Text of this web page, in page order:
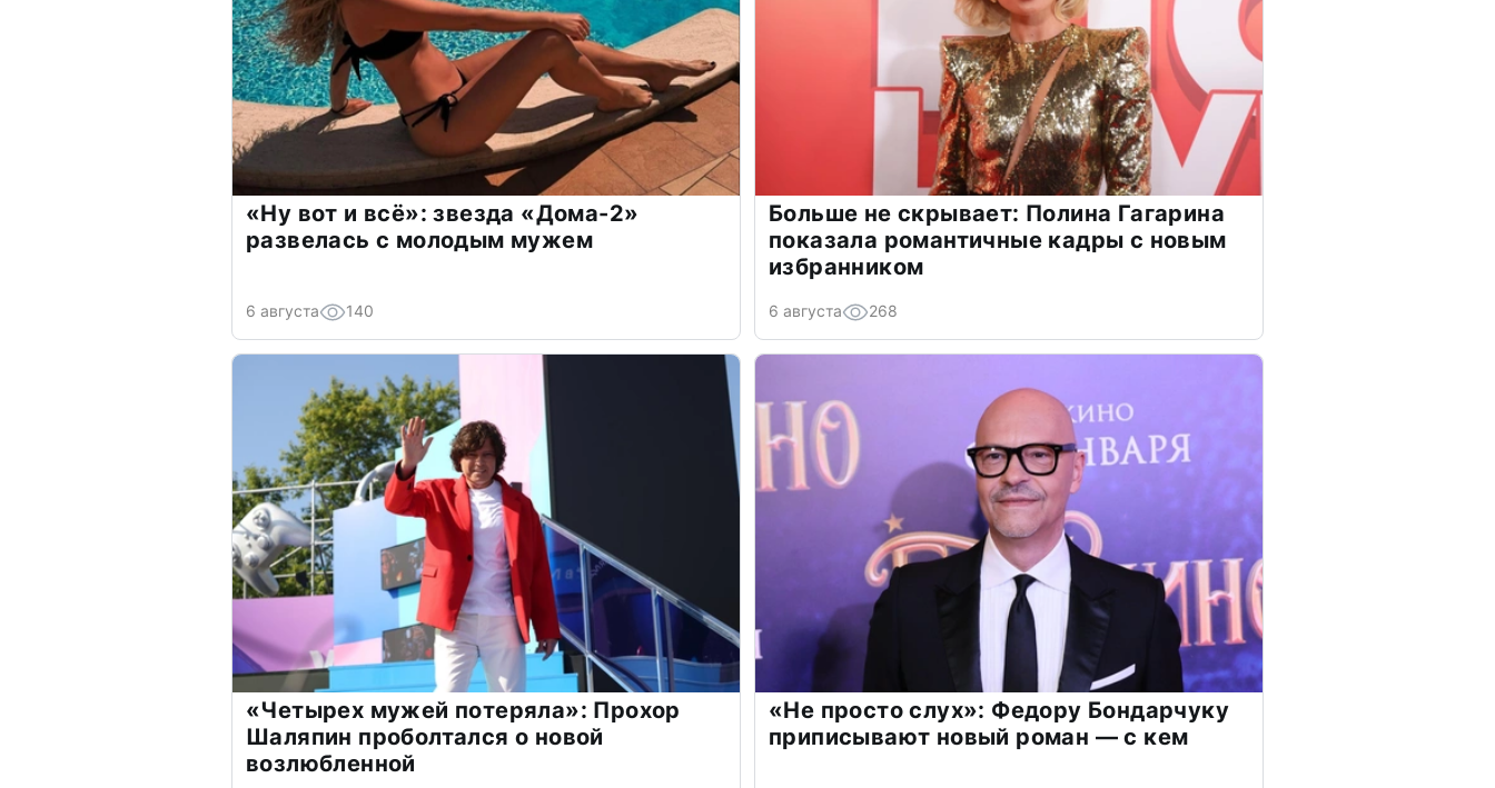
«Ну вот и всё»: звезда «Дома-2»
развелась с молодым мужем
6 августа 140
Больше не скрывает: Полина Гагарина
показала романтичные кадры с новым
избранником
6 августа 268
«Четырех мужей потеряла»: Прохор
Шаляпин проболтался о новой
возлюбленной
«Не просто слух»: Федору Бондарчуку
приписывают новый роман — с кем